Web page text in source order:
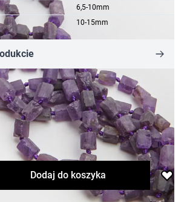
6,5-10mm
10-15mm
Dostępność:średnia
Dodaj do koszyka